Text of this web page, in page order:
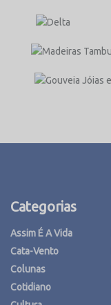
Categorias
Assim É A Vida
Cata-Vento
Colunas
Cotidiano